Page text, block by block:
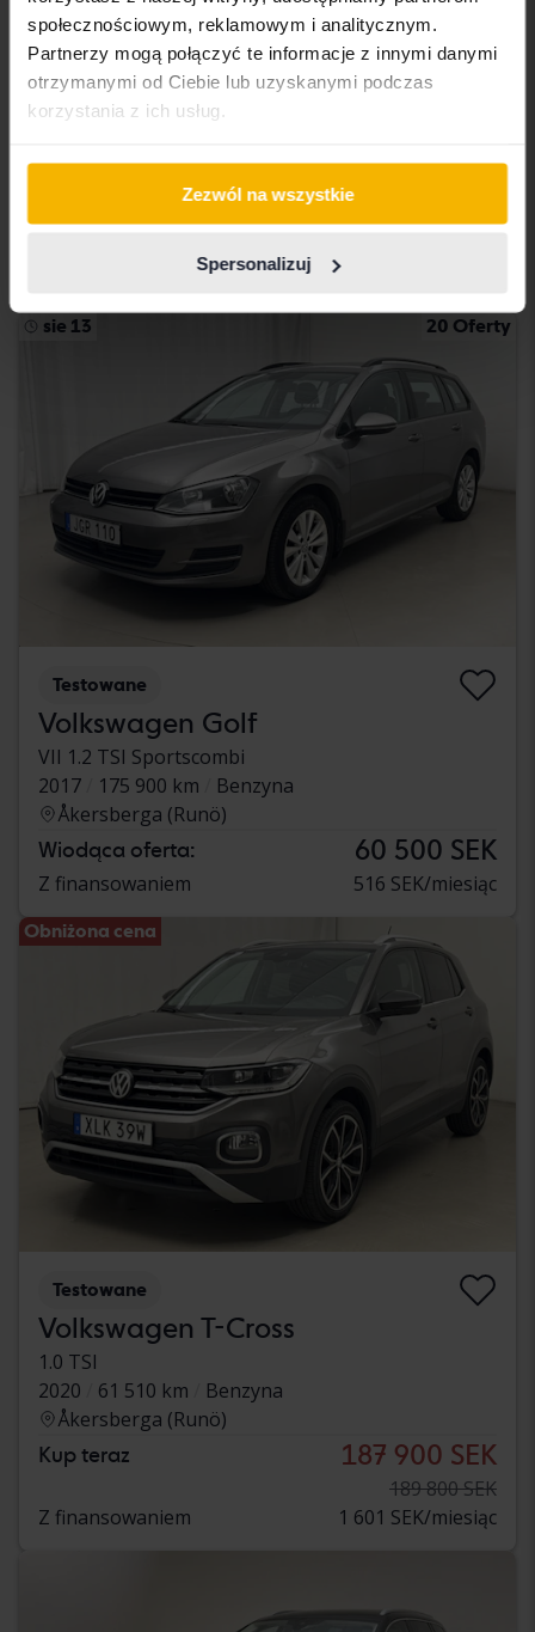
społecznościowym, reklamowym i analitycznym.
Partnerzy mogą połączyć te informacje z innymi danymi
otrzymanymi od Ciebie lub uzyskanymi podczas
korzystania z ich usług.
Zezwól na wszystkie
Spersonalizuj
Certyfikowany
Volkswagen Passat
2.0 TDI Sportscombi 4MOTION
Åkersberga (Runö)
232 900 SEK
sie 13 20 Oferty
Testowane
Volkswagen Golf
VII 1.2 TSI Sportscombi
2017
175 900 km
Benzyna
Åkersberga (Runö)
Wiodąca oferta: 60 500 SEK
Z finansowaniem 516 SEK/miesiąc
Obniżona cena
Testowane
Volkswagen T-Cross
1.0 TSI
2020
61 510 km
Benzyna
Åkersberga (Runö)
Kup teraz 187 900 SEK
189 800 SEK
Z finansowaniem
1 601 SEK/miesiąc